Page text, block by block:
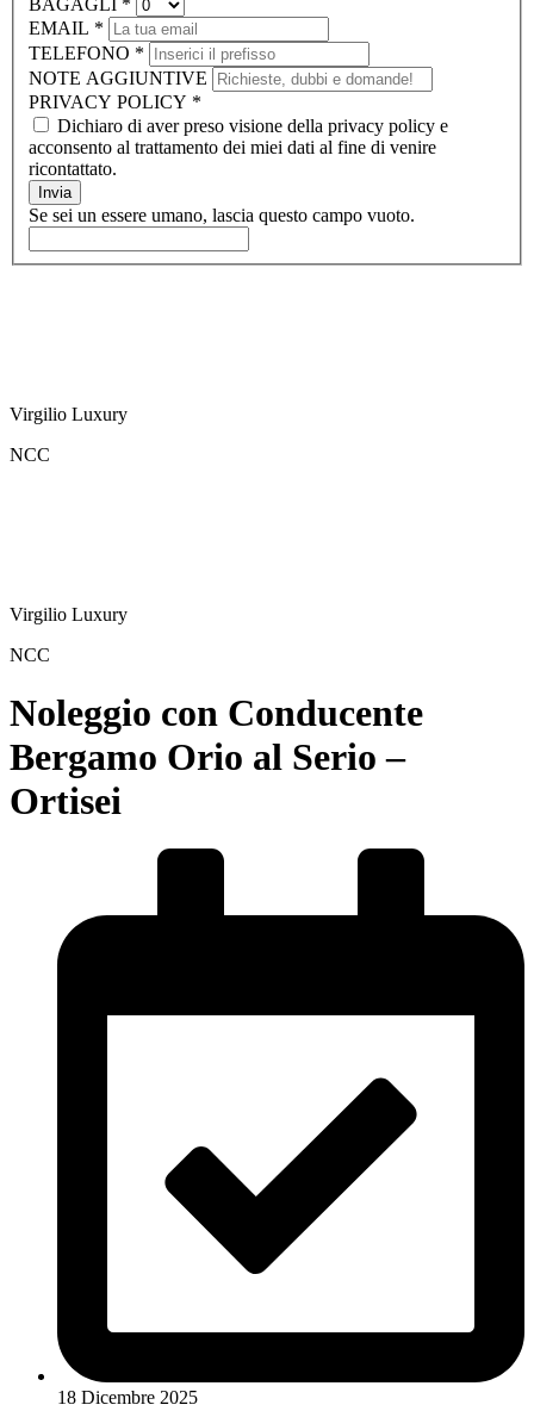
EMAIL *
TELEFONO *
NOTE AGGIUNTIVE
PRIVACY POLICY *
Dichiaro di aver preso visione della privacy policy e
acconsento al trattamento dei miei dati al fine di venire
ricontattato.
Invia
Se sei un essere umano, lascia questo campo vuoto.
Virgilio Luxury
NCC
Virgilio Luxury
NCC
Noleggio con Conducente
Bergamo Orio al Serio –
Ortisei
18 Dicembre 2025